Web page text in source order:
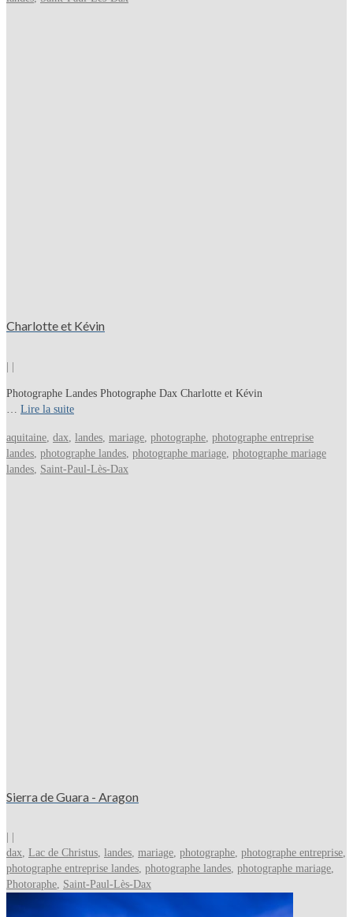
Charlotte et Kévin
| |
Photographe Landes Photographe Dax Charlotte et Kévin
Lire la suite
aquitaine dax landes mariage photographe photographe entreprise
landes photographe landes photographe mariage photographe mariage
landes Saint-Paul-Lès-Dax
Sierra de Guara - Aragon
dax, Lac de Christus, landes, mariage, photographe, photographe entreprise,
photographe entreprise landes, photographe landes, photographe mariage,
Photoraphe, Saint-Paul-Lès-Dax